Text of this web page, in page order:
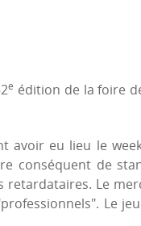
e édition de la foire
avoir eu lieu le
conséquent de
retardataires. Le
Le